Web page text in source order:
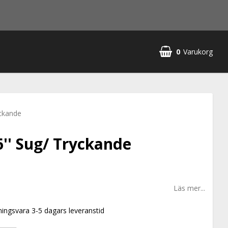
0 Varukorg
Sug/ Tryckande
Läs mer...
3-5 dagars leveranstid